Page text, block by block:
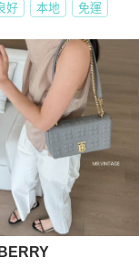
好 本地 免運